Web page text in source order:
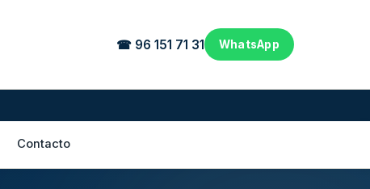
☎ 96 151 71 31 WhatsApp
Contacto